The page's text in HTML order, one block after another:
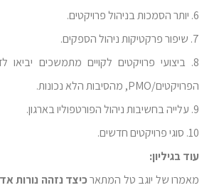
6. יותר הסמכות בניהול פרויקטים.
7. שיפור פרקטיקות ניהול הספקים.
8. ביצועי פרויקטים לקויים מתמשכים יביאו
הפרויקטים/PMO, מהסיבות הלא נכונות.
9. עלייה בחשיבות ניהול הפורטפוליו בארגון.
10. סוגי פרויקטים חדשים.
עוד בגיליון:
מאמרו של יוגב טל המתארכיצד נזהה נורות